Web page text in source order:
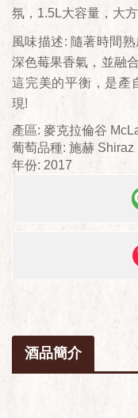
氛，1.5L大容量，大
風味描述: 隨著時間
深色莓果香氣，並融
這完美的平衡，是產
現!
產區: 麥克拉倫谷
葡萄品種: 施赫 Shiraz
年份: 2017
酒品簡介